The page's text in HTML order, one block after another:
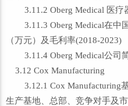
3.11.2 Oberg Medical 医疗
3.11.3 Oberg Medical在中
（万元）及毛利率(2018-2023)
3.11.4 Oberg Medical公司
3.12 Cox Manufacturing
3.12.1 Cox Manufacturing基
生产基地、总部、竞争对手及